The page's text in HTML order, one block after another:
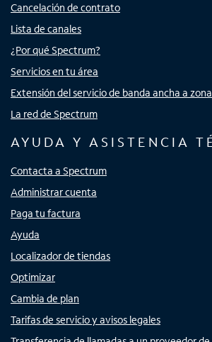
Cancelación de contrato
Lista de canales
¿Por qué Spectrum?
Servicios en tu área
Extensión del servicio de banda ancha a
La red de Spectrum
AYUDA Y ASISTENCIA
Contacta a Spectrum
Administrar cuenta
Paga tu factura
Ayuda
Localizador de tiendas
Optimizar
Cambia de plan
Tarifas de servicio y avisos legales